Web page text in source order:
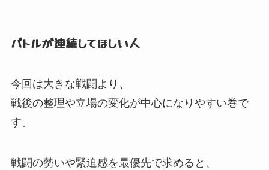
バトルが連続してほしい人
今回は大きな戦闘より、
戦後の整理や立場の変化が中心になりやすい巻で
す。
戦闘の勢いや緊迫感を最優先で求めると、